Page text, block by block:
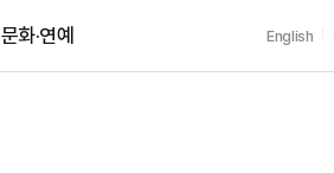
문화·연예 English